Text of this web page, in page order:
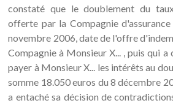
constaté que le doublement du
offerte par la Compagnie
novembre 2006, date de l'offre
Compagnie à Monsieur X... , puis qui a
payer à Monsieur X... les intérêts au
somme 18.050 euros du 8 décembre
a entaché sa décision de